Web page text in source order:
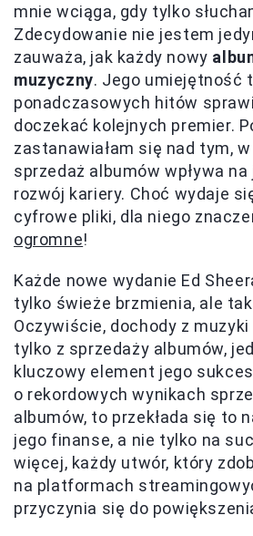
mnie wciąga, gdy tylko
Zdecydowanie nie jestem
zauważa, jak każdy nowy
muzyczny. Jego umiejętność
ponadczasowych hitów
doczekać kolejnych premier.
zastanawiałam się nad tym,
sprzedaż albumów wpływa
rozwój kariery. Choć wydaje
cyfrowe pliki, dla niego
ogromne!
Każde nowe wydanie Ed
tylko świeże brzmienia, ale
Oczywiście, dochody z
tylko z sprzedaży albumów,
kluczowy element jego
o rekordowych wynikach
albumów, to przekłada się to
jego finanse, a nie tylko na
więcej, każdy utwór, który
na platformach
przyczynia się do